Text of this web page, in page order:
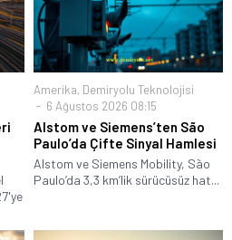
Amerika, Demiryolu Teknolojisi
6 Ağustos 2026 08:15
Alstom ve Siemens’ten São
Paulo’da Çifte Sinyal Hamlesi
Alstom ve Siemens Mobility, São
Paulo’da 3,3 km’lik sürücüsüz hat...